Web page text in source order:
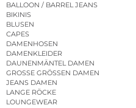
BALLOON / BARREL JEANS
BIKINIS
BLUSEN
CAPES
DAMENHOSEN
DAMENKLEIDER
DAUNENMÄNTEL DAMEN
GROSSE GRÖSSEN DAMEN
JEANS DAMEN
LANGE RÖCKE
LOUNGEWEAR